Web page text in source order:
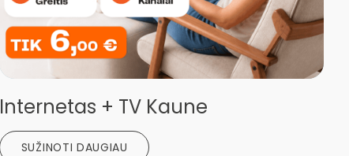
Internetas + TV Kaune
SUŽINOTI DAUGIAU